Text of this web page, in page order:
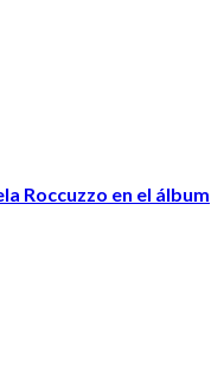
Roccuzzo en el álbum